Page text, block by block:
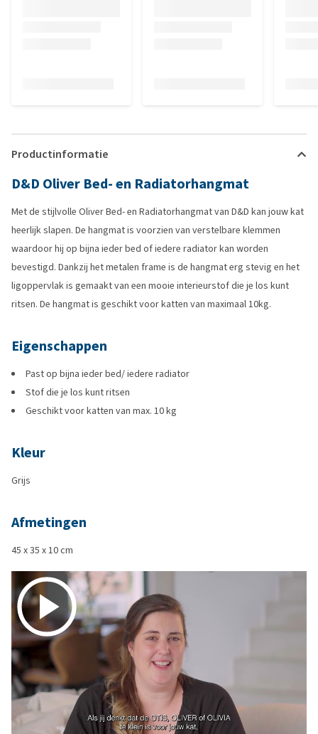
Productinformatie
D&D Oliver Bed- en Radiatorhangmat
Met de stijlvolle Oliver Bed- en Radiatorhangmat van D&D kan jouw kat
heerlijk slapen. De hangmat is voorzien van verstelbare klemmen
waardoor hij op bijna ieder bed of iedere radiator kan worden
bevestigd. Dankzij het metalen frame is de hangmat erg stevig en het
ligoppervlak is gemaakt van een mooie interieurstof die je los kunt
ritsen. De hangmat is geschikt voor katten van maximaal 10kg.
Eigenschappen
Past op bijna ieder bed/ iedere radiator
Stof die je los kunt ritsen
Geschikt voor katten van max. 10 kg
Kleur
Grijs
Afmetingen
45 x 35 x 10 cm